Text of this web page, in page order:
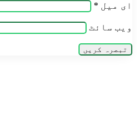
ای میل *
ویب‌ سائٹ